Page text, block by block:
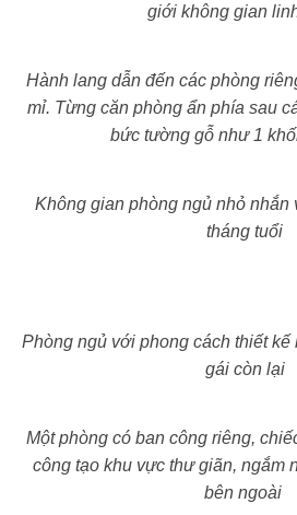
giới không gian
Hành lang dẫn đến các phòng
mỉ. Từng căn phòng ẩn phía sau
bức tường gỗ như 1
Không gian phòng ngủ nhỏ nhắn
tháng tuổi
Phòng ngủ với phong cách thiết kế
gái còn lại
Một phòng có ban công riêng,
công tạo khu vực thư giãn, ngắm
bên ngoài